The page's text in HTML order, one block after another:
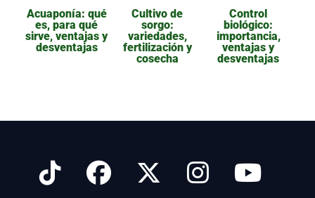
Acuaponía: qué
es, para qué
sirve, ventajas y
desventajas
Cultivo de
sorgo:
variedades,
fertilización y
cosecha
Control
biológico:
importancia,
ventajas y
desventajas